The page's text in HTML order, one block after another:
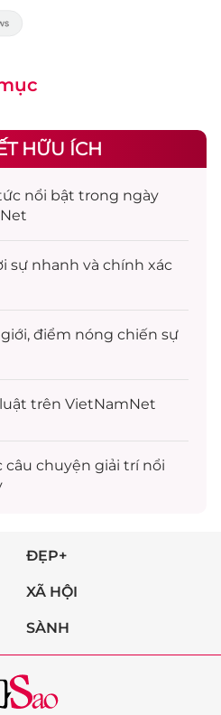
HỮU ÍCH
nổi bật trong ngày
sự nhanh và chính xác
, điểm nóng chiến sự
trên VietNamNet
câu chuyện giải trínổi
ĐẸP+
XÃ HỘI
SÀNH